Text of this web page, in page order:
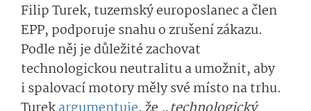
Filip Turek, tuzemský europoslanec a člen
EPP, podporuje snahu o zrušení zákazu.
Podle něj je důležité zachovat
technologickou neutralitu a umožnit, aby
i spalovací motory měly své místo na trhu.